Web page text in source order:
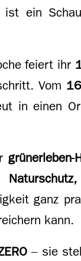
ein
feiert ihr
Vom
in einen
grünerleben-
ganz
kann.
– sie